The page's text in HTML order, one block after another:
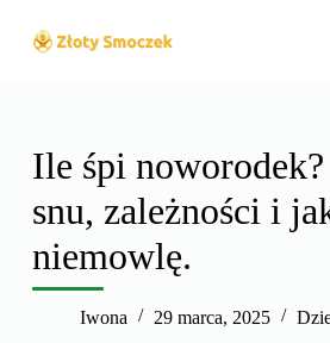
o
Ile śpi noworodek?
snu, zależności i
niemowlę.
Iwona 29 marca, 2025